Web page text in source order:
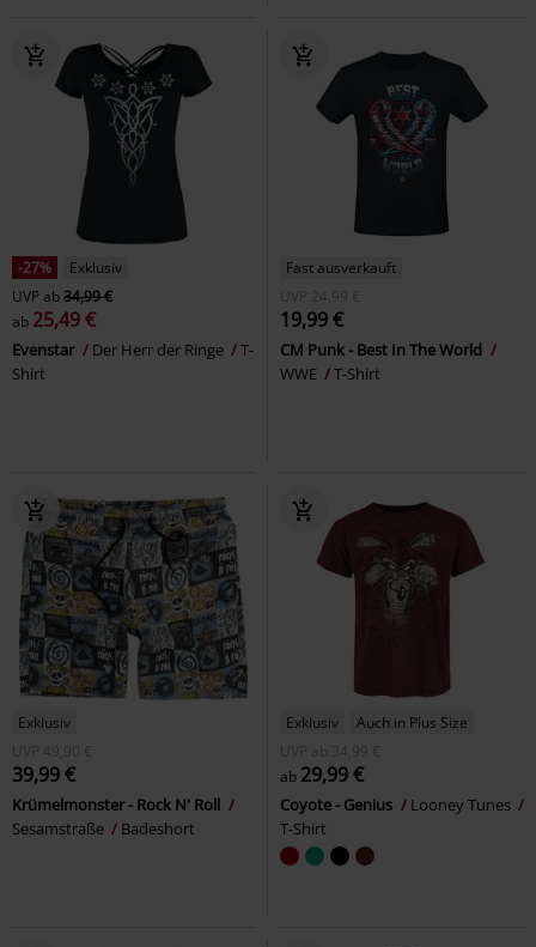
-27%
Exklusiv
UVPab34,99 €
ab 25,49 €
Evenstar Der Herr der Ringe
T-
Shirt
Fast ausverkauft
UVP
24,99 €
19,99 €
CM Punk - Best In The World
WWE
T-Shirt
Exklusiv
UVP
49,90 €
39,99 €
Krümelmonster - Rock N' Roll
Sesamstraße
Badeshort
Exklusiv
Auch in Plus Size
UVP
ab
34,99 €
ab 29,99 €
Coyote - Genius
Looney Tunes
T-Shirt